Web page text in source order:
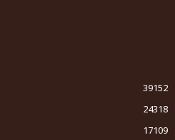
39152
24318
17109